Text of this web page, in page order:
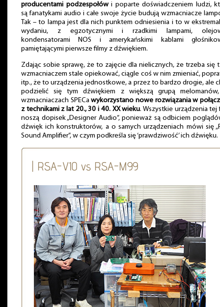
producentami podzespołówi poparte doświadczeniem ludzi,
są fanatykami audio i całe swoje życie budują wzmacniacze
Tak – to lampa jest dla nich punktem odniesienia i to w
wydaniu, z egzotycznymi i rzadkimi lampami,
kondensatorami NOS i amerykańskimi kablami
pamiętającymi pierwsze filmy z dźwiękiem.
Zdając sobie sprawę, że to zajęcie dla nielicznych, że trzeba się
wzmacniaczem stale opiekować, ciągle coś w nim zmieniać,
itp., że to urządzenia jednostkowe, a przez to bardzo drogie, ale
podzielić się tym dźwiękiem z większą grupą
wzmacniaczach SPECawykorzystano nowe rozwiązania w
z technikami z lat 20., 30 i 40. XX wieku. Wszystkie urządzenia tej
noszą dopisek „Designer Audio”, ponieważ są odbiciem
dźwięk ich konstruktorów, a o samych urządzeniach mówi się
Sound Amplifier”, w czym podkreśla się ‘prawdziwość’ ich dźwięku.
| RSA-V10 vs RSA-M99